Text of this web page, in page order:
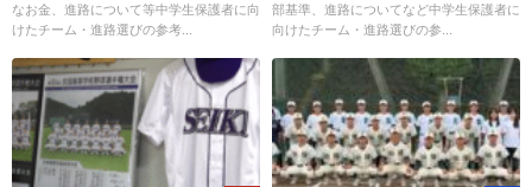
なお金、進路について等中学生保護者に向
けたチーム・進路選びの参考...
部基準、進路についてなど中学生保護者に
向けたチーム・進路選びの参...